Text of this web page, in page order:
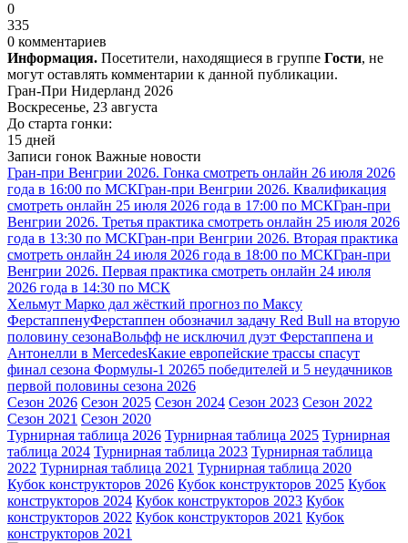
0
335
0 комментариев
Информация. Посетители, находящиеся в группе Гости, не
могут оставлять комментарии к данной публикации.
Гран-При Нидерланд 2026
Воскресенье, 23 августа
До старта гонки:
15 дней
Записи гонок Важные новости
Гран-при Венгрии 2026. Гонка смотреть онлайн 26 июля 2026
года в 16:00 по МСКГран-при Венгрии 2026. Квалификация
смотреть онлайн 25 июля 2026 года в 17:00 по МСКГран-при
Венгрии 2026. Третья практика смотреть онлайн 25 июля 2026
года в 13:30 по МСКГран-при Венгрии 2026. Вторая практика
смотреть онлайн 24 июля 2026 года в 18:00 по МСКГран-при
Венгрии 2026. Первая практика смотреть онлайн 24 июля
2026 года в 14:30 по МСК
Хельмут Марко дал жёсткий прогноз по Максу
ФерстаппенуФерстаппен обозначил задачу Red Bull на вторую
половину сезонаВольфф не исключил дуэт Ферстаппена и
Антонелли в MercedesКакие европейские трассы спасут
финал сезона Формулы-1 20265 победителей и 5 неудачников
первой половины сезона 2026
Сезон 2026 Сезон 2025 Сезон 2024 Сезон 2023 Сезон 2022
Сезон 2021 Сезон 2020
Турнирная таблица 2026 Турнирная таблица 2025 Турнирная
таблица 2024 Турнирная таблица 2023 Турнирная таблица
2022 Турнирная таблица 2021 Турнирная таблица 2020
Кубок конструкторов 2026 Кубок конструкторов 2025 Кубок
конструкторов 2024 Кубок конструкторов 2023 Кубок
конструкторов 2022 Кубок конструкторов 2021 Кубок
конструкторов 2021